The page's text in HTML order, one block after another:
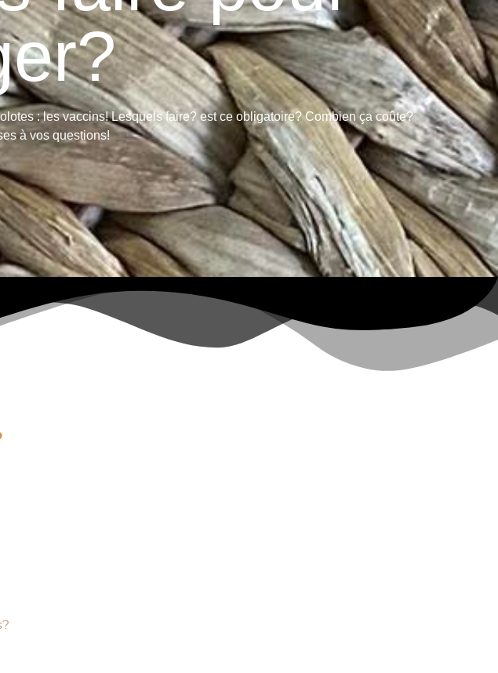
: les vaccins! Lesquels faire? est ce obligatoire? Combien ça coûte?
à vos questions!